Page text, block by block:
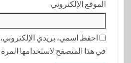
الموقع الإلكتروني
احفظ اسمي، بريدي الإلكتروني،
في هذا المتصفح لاستخدامها المرة